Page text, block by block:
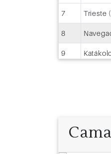
7 Trieste
8
9